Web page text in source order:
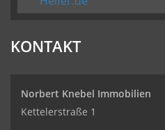
KONTAKT
Norbert Knebel Immobilien
Kettelerstraße 1